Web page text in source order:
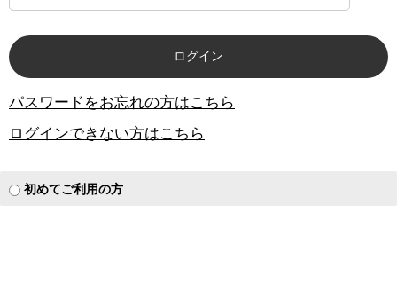
パスワードをお忘れの方はこちら
ログインできない方はこちら
初めてご利用の方